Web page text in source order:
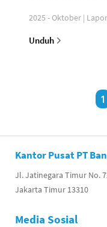
2025 - Oktober |
Unduh
1
Kantor Pusat PT
Jl. Jatinegara Timur No.
Jakarta Timur 13310
Media Sosial